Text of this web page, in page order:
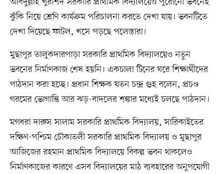
ঝুঁকি নিয়ে শ্রেণি কার্যক্রম পরিচালনা করতে দেখা যায়। ভবনটিতে
দেখা দিয়েছে ফাটল, খসে পড়ছে পলেস্তারা।
মুছাপুর তালুকদারপাড়া সরকারি প্রাথমিক বিদ্যালয়েও নতুন
ভবনের নির্মাণকাজ শেষ হয়নি। একচালা টিনের ঘরে শিক্ষার্থীদের
পাঠদান করা হচ্ছে। প্রধান শিক্ষক যতন চন্দ্র গুহ বলেন, প্রচণ্ড
গরমের ভোগান্তি আর ঝড়-বাদলের শঙ্কার মধ্যেই চলছে পাঠদান।
মগধরা দারুস সালাম সরকারি প্রাথমিক বিদ্যালয়, সারিকাইতের
দক্ষিণ-পশ্চিম চৌকাতলী সরকারি প্রাথমিক বিদ্যালয় ও মুছাপুর
আজিজের রহমান প্রাথমিক বিদ্যালয়ে বিকল্প ভবন থাকলেও
নির্মাণকাজের কারণে এসব বিদ্যালয়ের মাঠ ব্যবহারের অনুপযোগী